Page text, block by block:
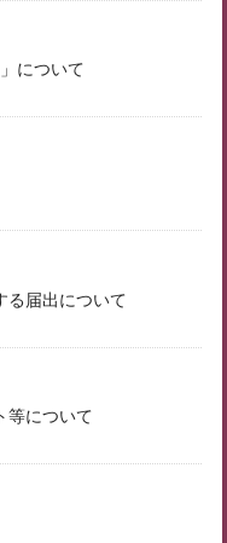
について
る届出について
等について